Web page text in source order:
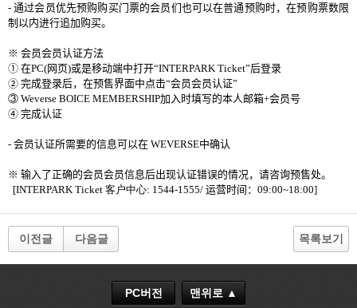
-通过会员优先预购购买门票的会员们也可以在普通预购时，在预购票数限
制以内进行追加购买。
※ 会员会员认证方法
① 在PC(网页)或是移动端中打开“INTERPARK Ticket”后登录
② 完成登录后，在预售界面中点击“会员会员认证”
③ Weverse BOICE MEMBERSHIP加入时填写的本人邮箱+会员号
④ 完成认证
- 会员认证所需要的信息可以在 WEVERSE中确认
※ 输入了正确的会员会员信息后出现认证错误的情况，请咨询预售处。
[INTERPARK Ticket 客户中心: 1544-1555/ 运营时间： 09:00~18:00]
이전글 다음글 목록보기
PC버전 맨위로 ▲